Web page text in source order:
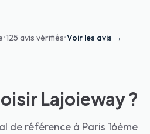
•125 avis vérifiés•Voir les avis →
Lajoieway ?
de référence à Paris 16ème